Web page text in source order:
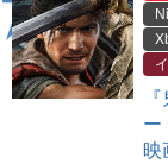
ー
映